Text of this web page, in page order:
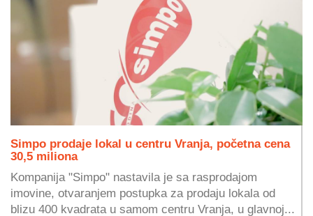
Simpo prodaje lokal u centru Vranja, početna cena
30,5 miliona
Kompanija "Simpo" nastavila je sa rasprodajom
imovine, otvaranjem postupka za prodaju lokala od
blizu 400 kvadrata u samom centru Vranja, u glavnoj...